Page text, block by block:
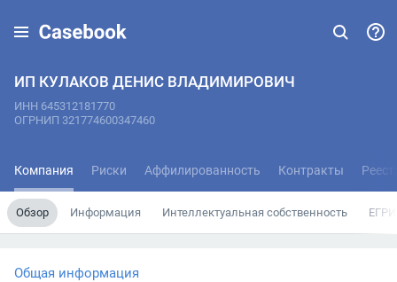
ИП КУЛАКОВ ДЕНИС ВЛАДИМИРОВИЧ
ИНН 645312181770
ОГРНИП 321774600347460
Компания Риски Аффилированность Контракты
Обзор Информация Интеллектуальная собственность
Общая информация